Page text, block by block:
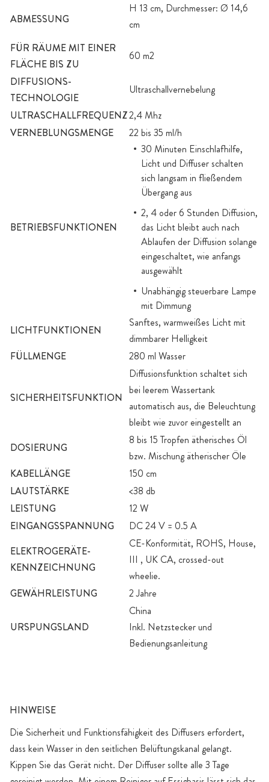
ABMESSUNG
H 13 cm, Durchmesser: Ø 14,6
cm
FÜR RÄUME MIT EINER
FLÄCHE BIS ZU
60 m2
DIFFUSIONS-
TECHNOLOGIE
Ultraschallvernebelung
ULTRASCHALLFREQUENZ2,4 Mhz
VERNEBLUNGSMENGE
22 bis 35 ml/h
BETRIEBSFUNKTIONEN
30 Minuten Einschlafhilfe,
Licht und Diffuser schalten
sich langsam in fließendem
Übergang aus
2, 4 oder 6 Stunden Diffusion,
das Licht bleibt auch nach
Ablaufen der Diffusion solange
eingeschaltet, wie anfangs
ausgewählt
Unabhängig steuerbare Lampe
mit Dimmung
LICHTFUNKTIONEN
Sanftes, warmweißes Licht mit
dimmbarer Helligkeit
FÜLLMENGE
280 ml Wasser
SICHERHEITSFUNKTION
Diffusionsfunktion schaltet sich
bei leerem Wassertank
automatisch aus, die Beleuchtung
bleibt wie zuvor eingestellt an
DOSIERUNG
8 bis 15 Tropfen ätherisches Öl
bzw. Mischung ätherischer Öle
KABELLÄNGE
150 cm
LAUTSTÄRKE
<38 db
LEISTUNG
12 W
EINGANGSSPANNUNG
DC 24 V = 0.5 A
ELEKTROGERÄTE-
KENNZEICHNUNG
CE-Konformität, ROHS, House,
III , UK CA, crossed-out
wheelie.
GEWÄHRLEISTUNG
2 Jahre
URSPUNGSLAND
China
Inkl. Netzstecker und
Bedienungsanleitung
HINWEISE
Die Sicherheit und Funktionsfähigkeit des Diffusers erfordert,
dass kein Wasser in den seitlichen Belüftungskanal gelangt.
Kippen Sie das Gerät nicht. Der Diffuser sollte alle 3 Tage